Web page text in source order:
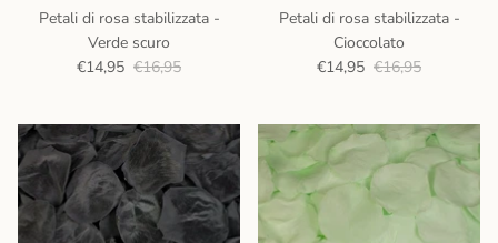
Petali di rosa stabilizzata -
Verde scuro
€14,95 €16,95
Petali di rosa stabilizzata -
Cioccolato
€14,95 €16,95